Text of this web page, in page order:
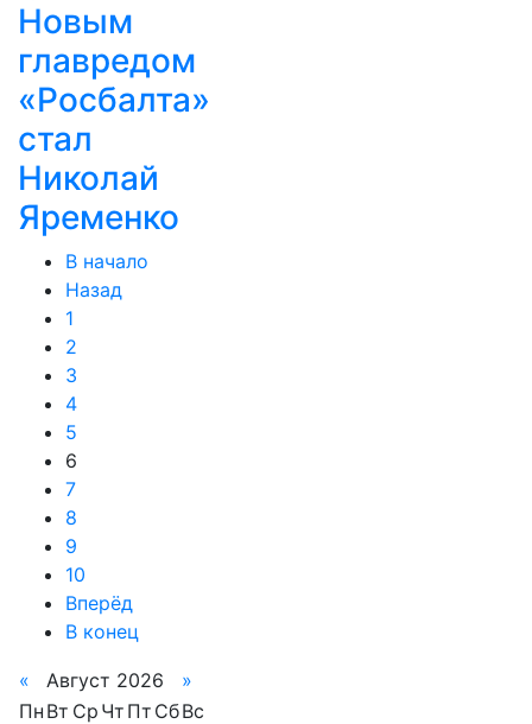
Новым
главредом
«Росбалта»
стал
Николай
Яременко
В начало
Назад
1
2
3
4
5
6
7
8
9
10
Вперёд
В конец
« Август 2026
»
Пн Вт Ср Чт Пт СбВс